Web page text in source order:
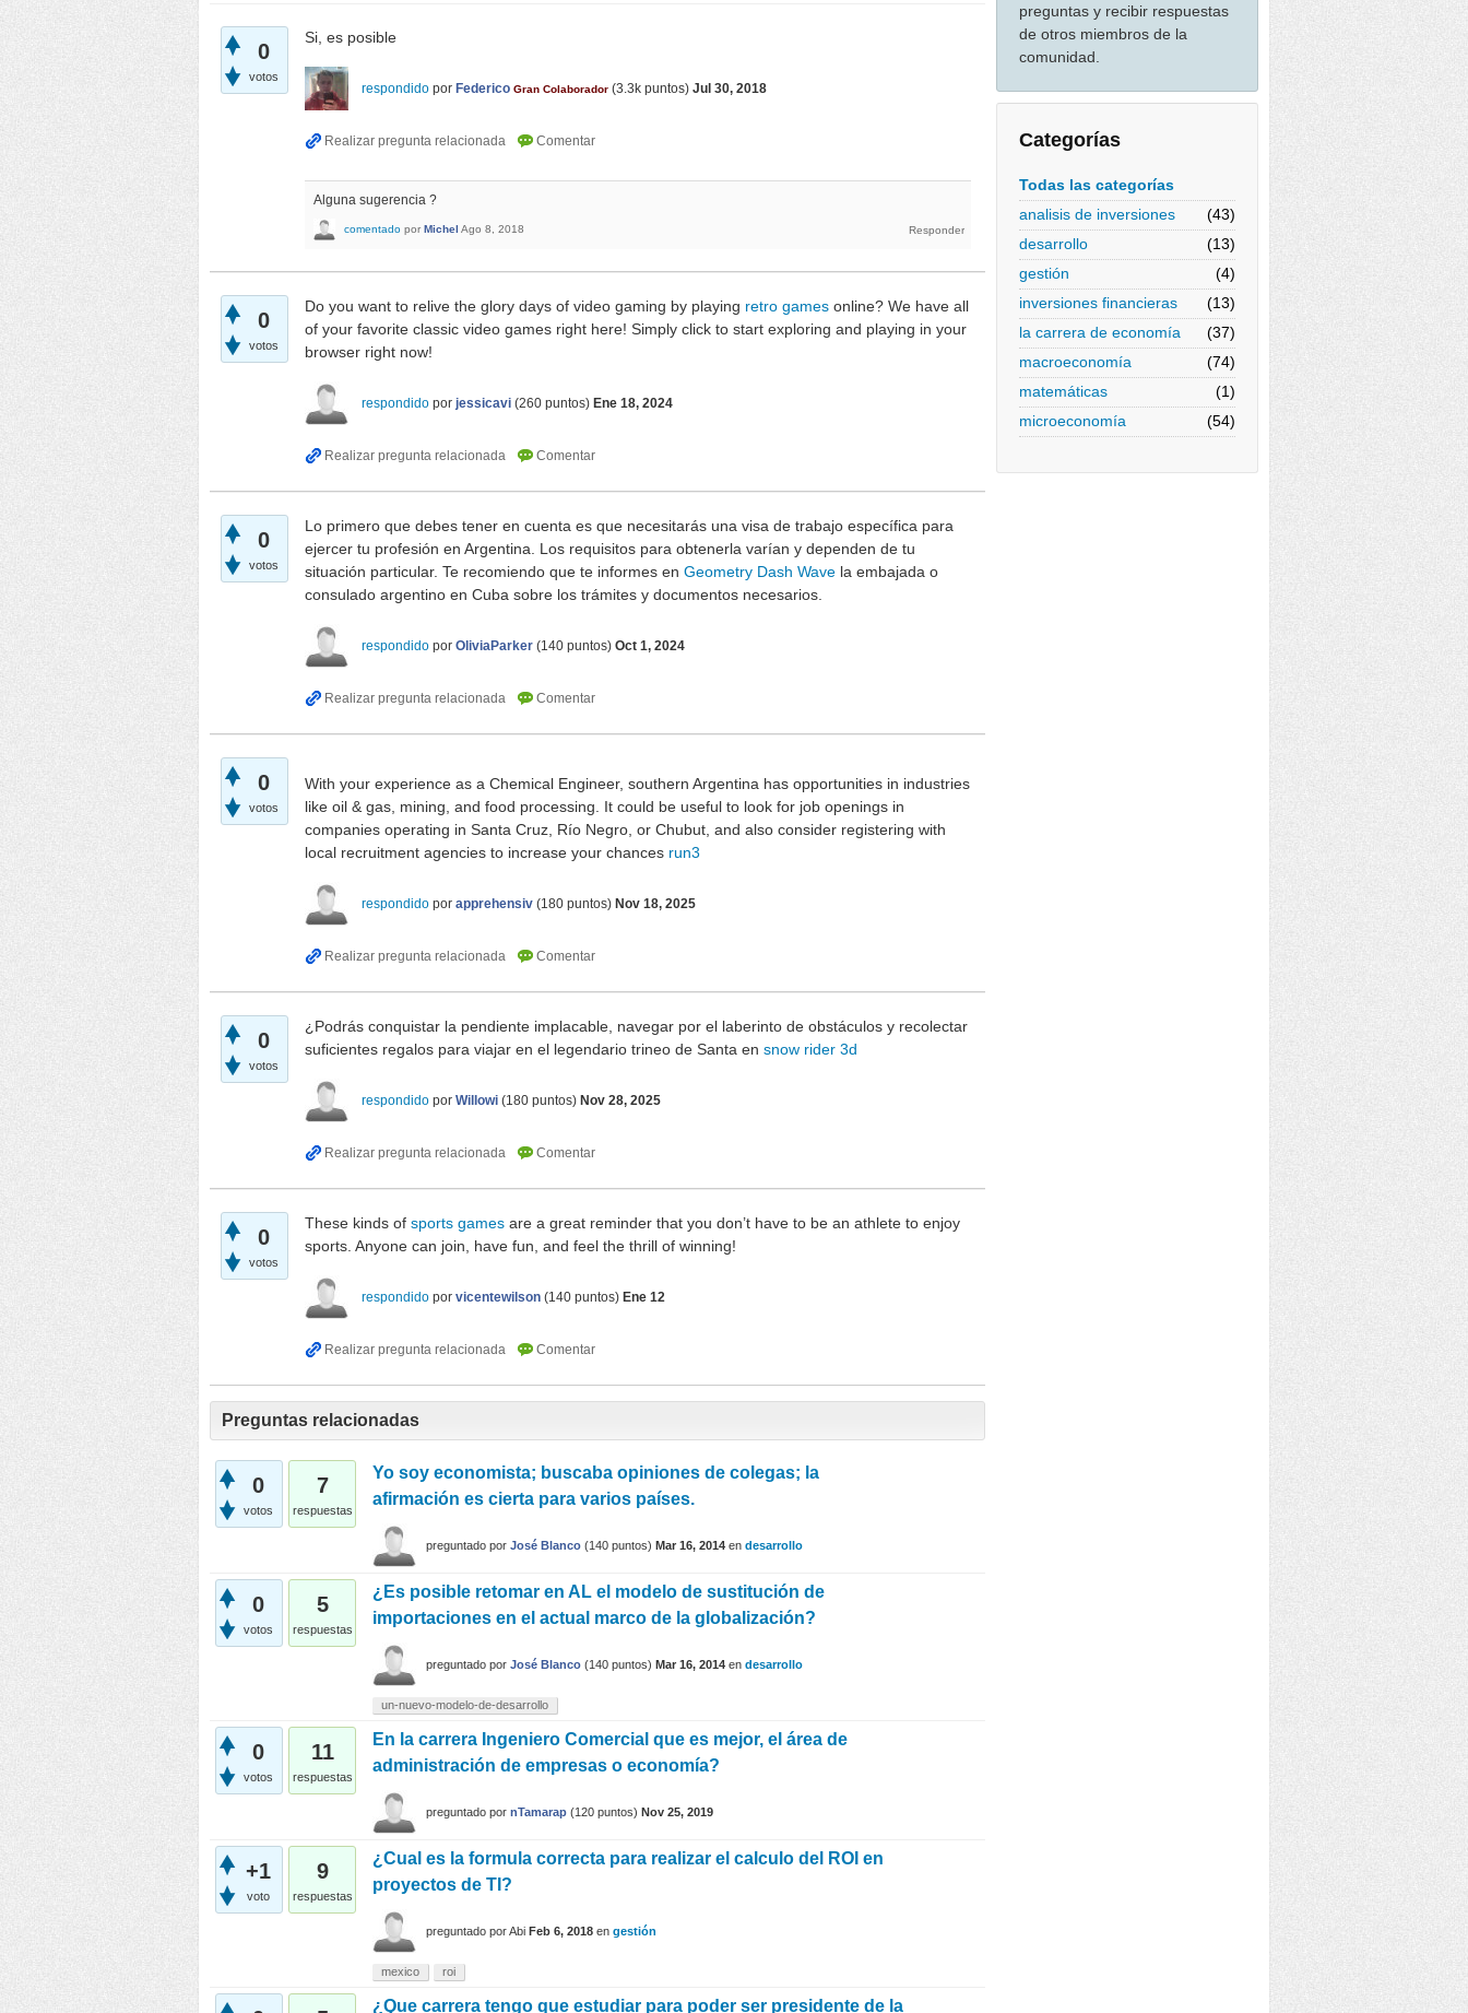
preguntas y recibir respuestas
de otros miembros de la
comunidad.
Categorías
Todas las categorías
analisis de inversiones
(43)
desarrollo
(13)
gestión
(4)
inversiones financieras
(13)
la carrera de economía
(37)
macroeconomía
(74)
matemáticas
(1)
microeconomía
(54)
0
votos
Si, es posible
respondido por Federico Gran Colaborador (3.3k puntos) Jul 30, 2018
Alguna sugerencia ?
comentado por Michel Ago 8, 2018
0
votos
Do you want to relive the glory days of video gaming by playing retro games online? We have all
of your favorite classic video games right here! Simply click to start exploring and playing in your
browser right now!
respondido por jessicavi (260 puntos) Ene 18, 2024
0
votos
Lo primero que debes tener en cuenta es que necesitarás una visa de trabajo específica para
ejercer tu profesión en Argentina. Los requisitos para obtenerla varían y dependen de tu
situación particular. Te recomiendo que te informes en Geometry Dash Wave la embajada o
consulado argentino en Cuba sobre los trámites y documentos necesarios.
respondido por OliviaParker (140 puntos) Oct 1, 2024
0
votos
With your experience as a Chemical Engineer, southern Argentina has opportunities in industries
like oil & gas, mining, and food processing. It could be useful to look for job openings in
companies operating in Santa Cruz, Río Negro, or Chubut, and also consider registering with
local recruitment agencies to increase your chances run3
respondido por apprehensiv (180 puntos) Nov 18, 2025
0
votos
¿Podrás conquistar la pendiente implacable, navegar por el laberinto de obstáculos y recolectar
suficientes regalos para viajar en el legendario trineo de Santa en snow rider 3d
respondido por Willowi (180 puntos) Nov 28, 2025
0
votos
These kinds of sports games are a great reminder that you don’t have to be an athlete to enjoy
sports. Anyone can join, have fun, and feel the thrill of winning!
respondido por vicentewilson (140 puntos) Ene 12
Preguntas relacionadas
0
votos
7
respuestas
Yo soy economista; buscaba opiniones de colegas; la
afirmación es cierta para varios países.
preguntado por José Blanco (140 puntos) Mar 16, 2014 en desarrollo
0
votos
5
respuestas
¿Es posible retomar en AL el modelo de sustitución de
importaciones en el actual marco de la globalización?
preguntado por José Blanco (140 puntos) Mar 16, 2014 en desarrollo
un-nuevo-modelo-de-desarrollo
0
votos
11
respuestas
En la carrera Ingeniero Comercial que es mejor, el área de
administración de empresas o economía?
preguntado por nTamarap (120 puntos) Nov 25, 2019
+1
voto
9
respuestas
¿Cual es la formula correcta para realizar el calculo del ROI en
proyectos de TI?
preguntado porAbi Feb 6, 2018 en gestión
mexico roi
¿Que carrera tengo que estudiar para poder ser presidente de la